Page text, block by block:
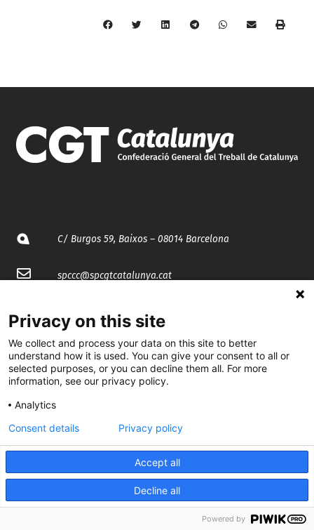
C/ Burgos 59, Baixos – 08014 Barcelona
spccc@spcgtcatalunya.cat
@CGTCatalunya
cgtcatalunya
CGTCatalunya
cgtcatalunya
Desenvolupat per
Privacy on this site
We collect and process your data on this site to better
understand how it is used. You can give your consent to all or
selected purposes, or you can decline them all. For more
information, see our privacy policy.
Analytics
Accept all
Decline all
Consent details Privacy policy
Powered by